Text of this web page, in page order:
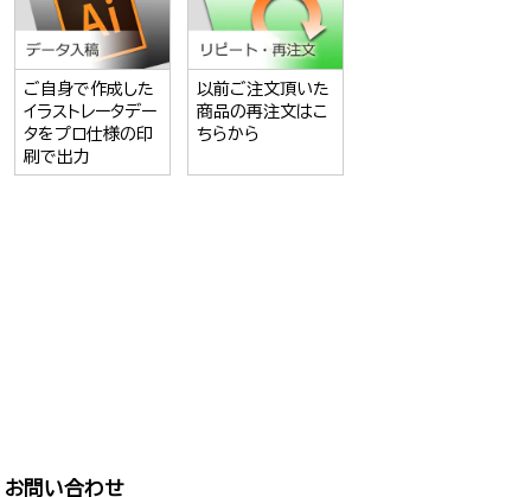
ご自身で作成した
イラストレータデー
タをプロ仕様の印
刷で出力
以前ご注文頂いた
商品の再注文はこ
ちらから
お問い合わせ